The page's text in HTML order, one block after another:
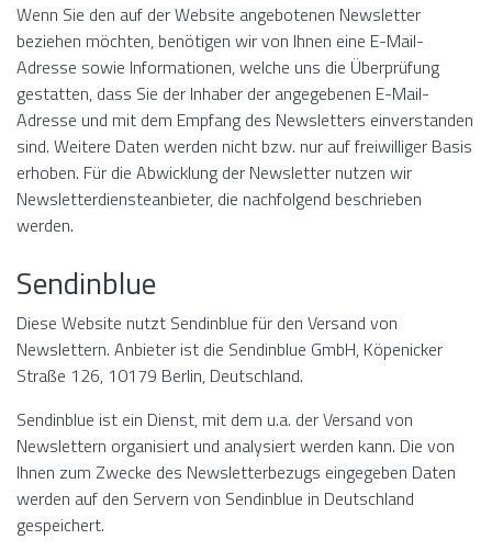
Wenn Sie den auf der Website angebotenen Newsletter
beziehen möchten, benötigen wir von Ihnen eine E-Mail-
Adresse sowie Informationen, welche uns die Überprüfung
gestatten, dass Sie der Inhaber der angegebenen E-Mail-
Adresse und mit dem Empfang des Newsletters einverstanden
sind. Weitere Daten werden nicht bzw. nur auf freiwilliger Basis
erhoben. Für die Abwicklung der Newsletter nutzen wir
Newsletterdiensteanbieter, die nachfolgend beschrieben
werden.
Sendinblue
Diese Website nutzt Sendinblue für den Versand von
Newslettern. Anbieter ist die Sendinblue GmbH, Köpenicker
Straße 126, 10179 Berlin, Deutschland.
Sendinblue ist ein Dienst, mit dem u.a. der Versand von
Newslettern organisiert und analysiert werden kann. Die von
Ihnen zum Zwecke des Newsletterbezugs eingegeben Daten
werden auf den Servern von Sendinblue in Deutschland
gespeichert.